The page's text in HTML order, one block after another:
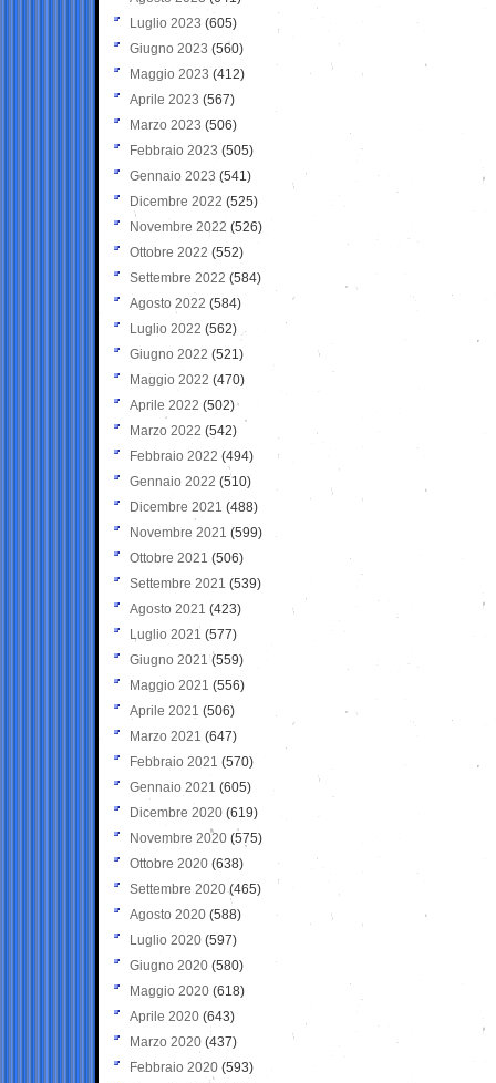
Luglio 2023 (605)
Giugno 2023 (560)
Maggio 2023 (412)
Aprile 2023 (567)
Marzo 2023 (506)
Febbraio 2023 (505)
Gennaio 2023 (541)
Dicembre 2022 (525)
Novembre 2022 (526)
Ottobre 2022 (552)
Settembre 2022 (584)
Agosto 2022 (584)
Luglio 2022 (562)
Giugno 2022 (521)
Maggio 2022 (470)
Aprile 2022 (502)
Marzo 2022 (542)
Febbraio 2022 (494)
Gennaio 2022 (510)
Dicembre 2021 (488)
Novembre 2021 (599)
Ottobre 2021 (506)
Settembre 2021 (539)
Agosto 2021 (423)
Luglio 2021 (577)
Giugno 2021(559)
Maggio 2021 (556)
Aprile 2021 (506)
Marzo 2021 (647)
Febbraio 2021 (570)
Gennaio 2021 (605)
Dicembre 2020 (619)
Novembre 2020 (575)
Ottobre 2020 (638)
Settembre 2020(465)
Agosto 2020 (588)
Luglio 2020 (597)
Giugno 2020 (580)
Maggio 2020 (618)
Aprile 2020 (643)
Marzo 2020 (437)
Febbraio 2020 (593)